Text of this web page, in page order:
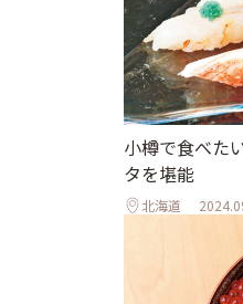
小樽で食べた
タを堪能
北海道